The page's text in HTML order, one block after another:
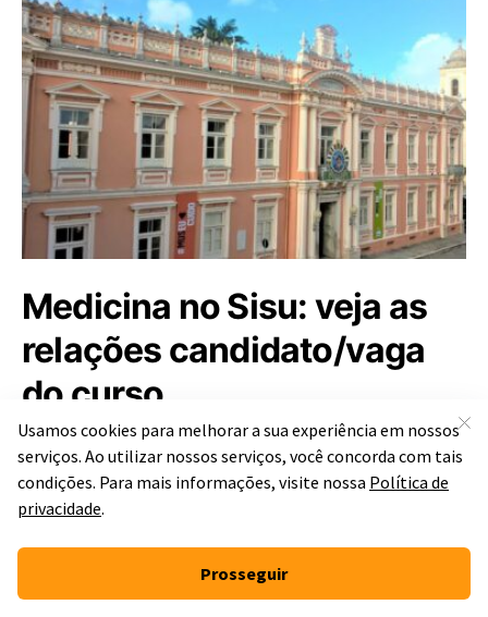
Medicina no Sisu: veja as
relações candidato/vaga
do curso
Larrani Ferreira
Atualizado em 4 de novembro de 2024 às 18:39 • Publicado
em 8 de julho de 2024
Medicina; confira a concorrência do curso